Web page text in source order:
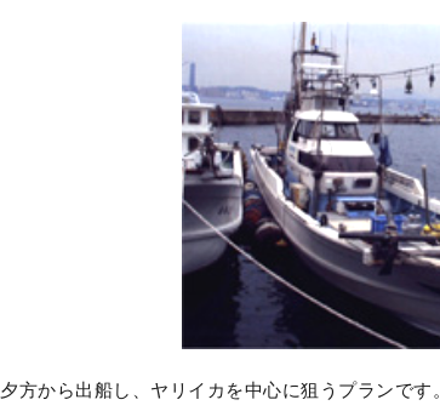
夕方から出船し、ヤリイカを中心に狙うプランで